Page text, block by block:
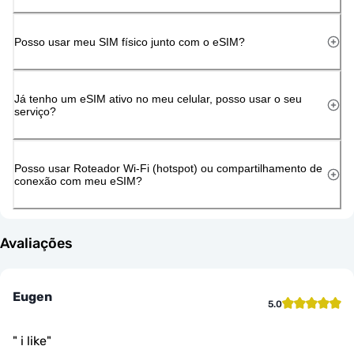
Posso usar meu SIM físico junto com o eSIM?
Já tenho um eSIM ativo no meu celular, posso usar o seu
serviço?
Posso usar Roteador Wi-Fi (hotspot) ou compartilhamento de
conexão com meu eSIM?
Avaliações
Eugen 5.0
" i like"